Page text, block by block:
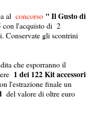
al concorso '' Il Gusto di
con l'acquisto di 2
gli scontrini
che esporranno il
1 dei 122 Kit accessori
l'estrazione finale un
del valore di oltre euro